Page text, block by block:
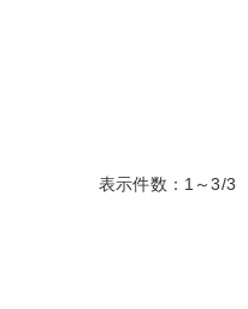
表示件数：1～3/3